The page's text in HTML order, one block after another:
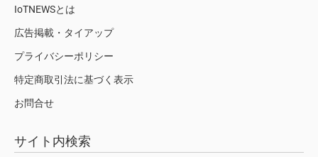
IoTNEWSとは
広告掲載・タイアップ
プライバシーポリシー
特定商取引法に基づく表示
お問合せ
サイト内検索